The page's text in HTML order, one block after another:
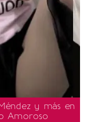
y más en
Amoroso